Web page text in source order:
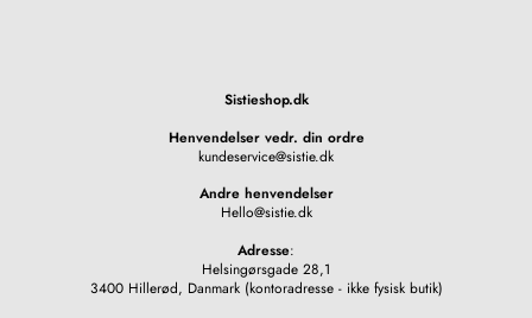
Sistieshop.dk
Henvendelser vedr. din ordre
kundeservice@sistie.dk
Andre henvendelser
Hello@sistie.dk
Adresse:
Helsingørsgade 28,1
3400 Hillerød, Danmark (kontoradresse - ikke fysisk butik)